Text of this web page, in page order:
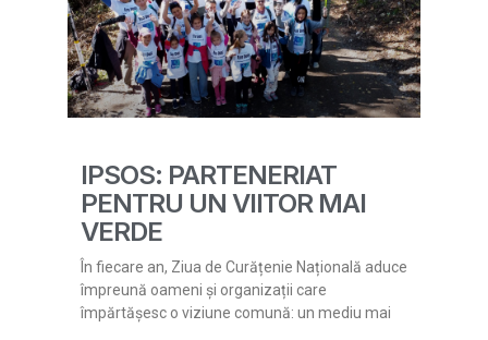
IPSOS: PARTENERIAT
PENTRU UN VIITOR MAI
VERDE
În fiecare an, Ziua de Curățenie Națională aduce
împreună oameni și organizații care
împărtășesc o viziune comună: un mediu mai